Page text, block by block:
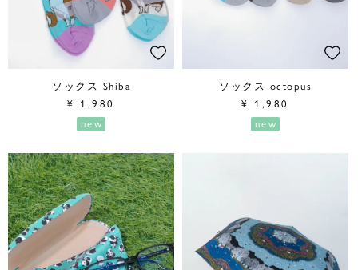
ソックス Shiba
¥ 1,980
new
ソックス octopus
¥ 1,980
new